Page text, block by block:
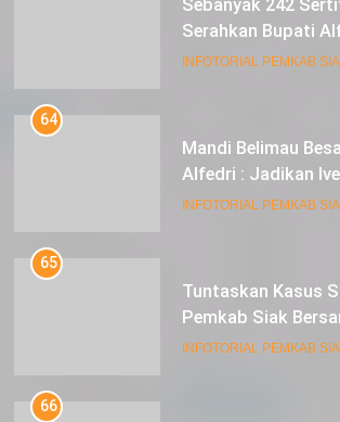
Sebanyak 242
Serahkan Bupati
Masyarakat Kerinci
INFOTORIAL PEMKAB
64
Mandi Belimau
Alfedri : Jadikan
tahunan di
INFOTORIAL PEMKAB
65
Tuntaskan Kasus
Pemkab Siak
Siap Berkolaborasi
INFOTORIAL PEMKAB
66